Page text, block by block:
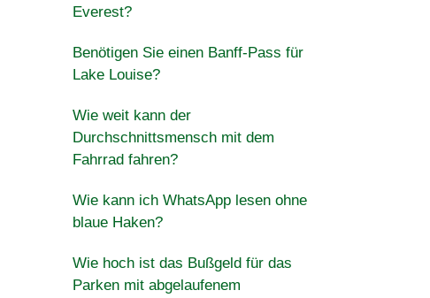
Everest?
Benötigen Sie einen Banff-Pass für
Lake Louise?
Wie weit kann der
Durchschnittsmensch mit dem
Fahrrad fahren?
Wie kann ich WhatsApp lesen ohne
blaue Haken?
Wie hoch ist das Bußgeld für das
Parken mit abgelaufenem